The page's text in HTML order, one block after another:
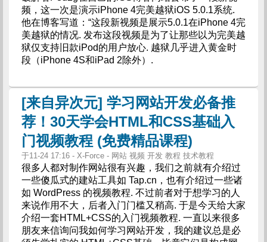
频，这一次是演示iPhone 4完美越狱iOS 5.0.1系统.
他在博客写道：“这段新视频是展示5.0.1在iPhone 4完
美越狱的情况. 发布这段视频是为了让那些以为完美越
狱仅支持旧款iPod的用户放心. 越狱几乎进入黄金时
段（iPhone 4S和iPad 2除外）.
[来自异次元] 学习网站开发必备推
荐！30天学会HTML和CSS基础入
门视频教程 (免费精品课程)
于11-24 17:16 - X-Force - 网站 视频 开发 教程 技术教程
很多人都对制作网站很有兴趣，我们之前就有介绍过
一些傻瓜式的建站工具如 Tap.cn，也有介绍过一些诸
如 WordPress 的视频教程. 不过前者对于想学习的人
来说作用不大，后者入门门槛又稍高. 于是今天给大家
介绍一套HTML+CSS的入门视频教程. 一直以来很多
朋友来信询问我如何学习网站开发，我的建议总是必